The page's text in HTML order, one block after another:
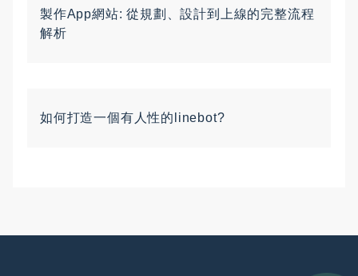
製作App網站: 從規劃、設計到上線的完整流程
解析
如何打造一個有人性的linebot?